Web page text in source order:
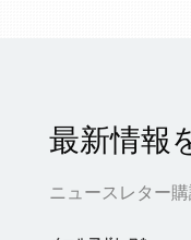
最新情報
ニュースレター